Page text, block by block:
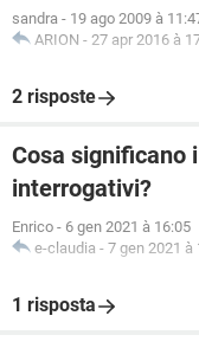
sandra - 19 ago 2009 à
ARION - 27 apr 2016 à
2 risposte
Cosa significano
interrogativi?
Enrico - 6 gen 2021 à 16:05
e-claudia - 7 gen 2021 à
1 risposta